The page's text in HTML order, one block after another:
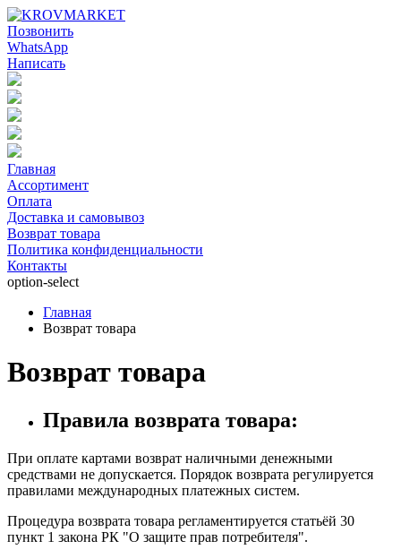
Позвонить
WhatsApp
Написать
Главная
Ассортимент
Оплата
Доставка и самовывоз
Возврат товара
Политика конфиденциальности
Контакты
option-select
Главная
Возврат товара
Возврат товара
Правила возврата товара:
При оплате картами возврат наличными денежными
средствами не допускается. Порядок возврата регулируется
правилами международных платежных систем.
Процедура возврата товара регламентируется статьёй 30
пункт 1 закона РК "О защите прав потребителя".